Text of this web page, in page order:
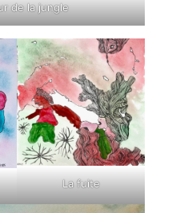
de la jungle
La fuite